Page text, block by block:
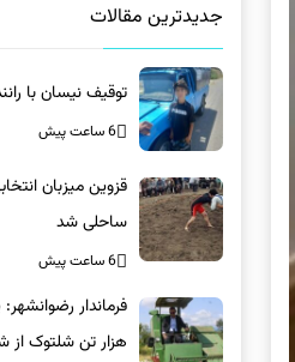
جدیدترین مقالات
توقیف نیسان با راننده ۱۲ساله
6 ساعت پیش
قزوین میزبان
ساحلی شد
6 ساعت پیش
هزار تن شلتوک از